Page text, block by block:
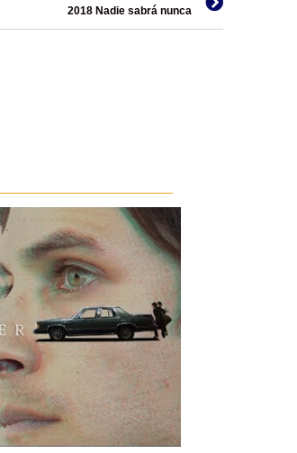
2018 Nadie sabrá nunca